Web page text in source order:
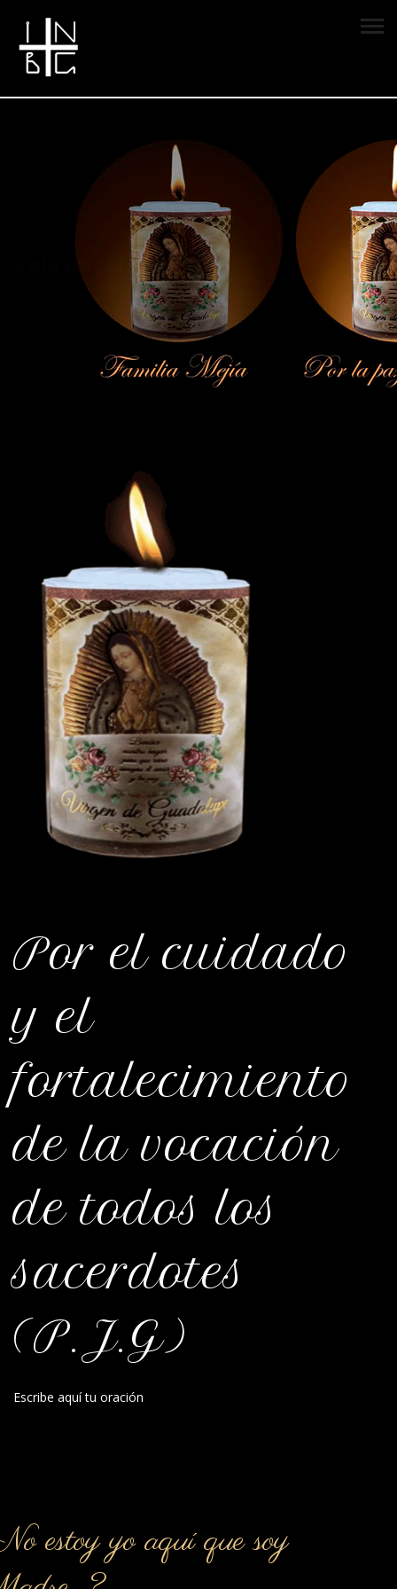
Vela encendida
Por el cuidado
y el
fortalecimiento
de la vocación
de todos los
sacerdotes
(P.J.G)
Escribe aquí tu oración
estoy yo aquí que soy